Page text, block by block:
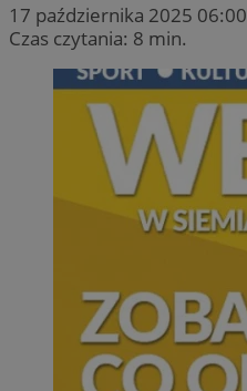
17 października 2025 06:00
Czas czytania: 8 min.